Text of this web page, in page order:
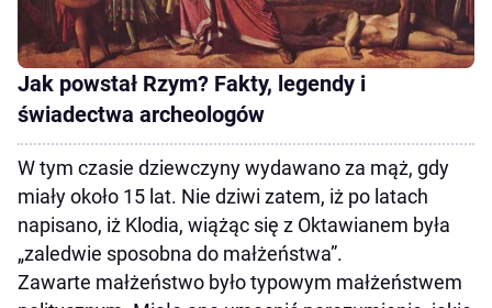
Jak powstał Rzym? Fakty, legendy i
świadectwa archeologów
W tym czasie dziewczyny wydawano za mąż, gdy
miały około 15 lat. Nie dziwi zatem, iż po latach
napisano, iż Klodia, wiążąc się z Oktawianem była
„zaledwie sposobna do małżeństwa”.
Zawarte małżeństwo było typowym małżeństwem